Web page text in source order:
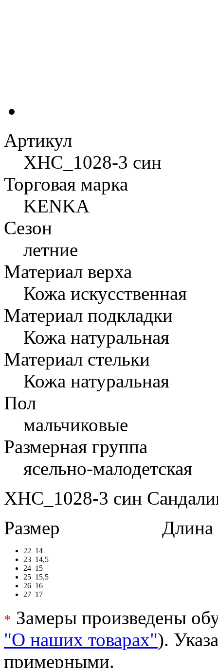
Артикул
XHC_1028-3 син
Торговая марка
KENKA
Сезон
летние
Материал верха
Кожа искусственная
Материал подкладки
Кожа натуральная
Материал стельки
Кожа натуральная
Пол
мальчиковые
Размерная группа
ясельно-малодетская
XHC_1028-3 син
Размер
Длина в
22 14
23 14,5
24 15
25 15,5
26 16
27 17
* Замеры произведены
"О наших товарах").
примерными.